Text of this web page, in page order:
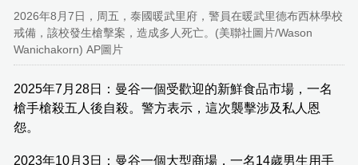
2026年8月7日，周五，泰國暖武里府，警員在暖武里德布西林學校
戒備，該校發生槍擊案，造成多人死亡。(美聯社圖片/Wason
Wanichakorn) AP圖片
2025年7月28日：曼谷一個受歡迎的新鮮食品市場，一名
槍手槍殺五人後自殺。警方表示，這次襲擊涉及私人恩
怨。
2023年10月3日：曼谷一個大型商場，一名14歲男生用手